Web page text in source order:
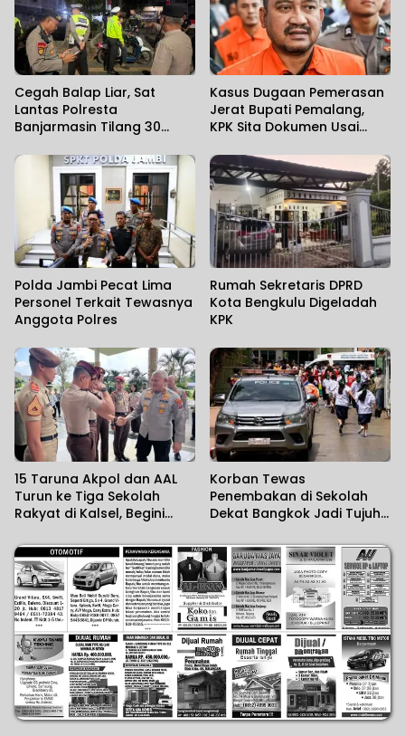
Cegah Balap Liar, Sat
Lantas Polresta
Banjarmasin Tilang 30
Kasus Dugaan Pemerasan
Jerat Bupati Pemalang,
KPK Sita Dokumen Usai
Wilayah
Polda Jambi Pecat Lima
Personel Terkait Tewasnya
Anggota Polres
Rumah Sekretaris DPRD
Kota Bengkulu Digeladah
KPK
15 Taruna Akpol dan AAL
Turun ke Tiga Sekolah
Rakyat di Kalsel, Begini
Korban Tewas
Penembakan di Sekolah
Dekat Bangkok Jadi Tujuh